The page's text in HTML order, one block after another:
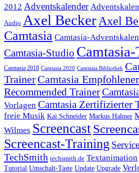
2012 Adventskalender
Audio Axel Becker Axel
Camtasia Camtasia-
Camtasia-Studio
Camtasia 2018 Camtasia 2020 Camtasia Bibliothek
Trainer Camtasia
Recommended Trainer
Vorlagen Camtasia Zertifizierter
freie Musik Kai Schneider Markus Hahner
Wilmes Screencast
Screencast-Training Service
TechSmith techsmith.de Textanimation
Tutorial Umschalt-Taste Update Upgrade